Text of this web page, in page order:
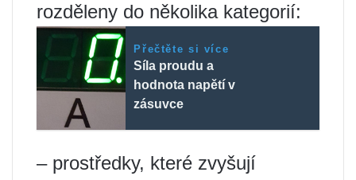
rozděleny do několika kategorií:
Přečtěte si více
Síla proudu a
hodnota napětí v
zásuvce
– prostředky, které zvyšují